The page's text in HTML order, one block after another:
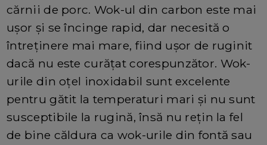
cărnii de porc. Wok-ul din carbon este mai
ușor și se încinge rapid, dar necesită o
întreținere mai mare, fiind ușor de ruginit
dacă nu este curățat corespunzător. Wok-
urile din oțel inoxidabil sunt excelente
pentru gătit la temperaturi mari și nu sunt
susceptibile la rugină, însă nu rețin la fel
de bine căldura ca wok-urile din fontă sau